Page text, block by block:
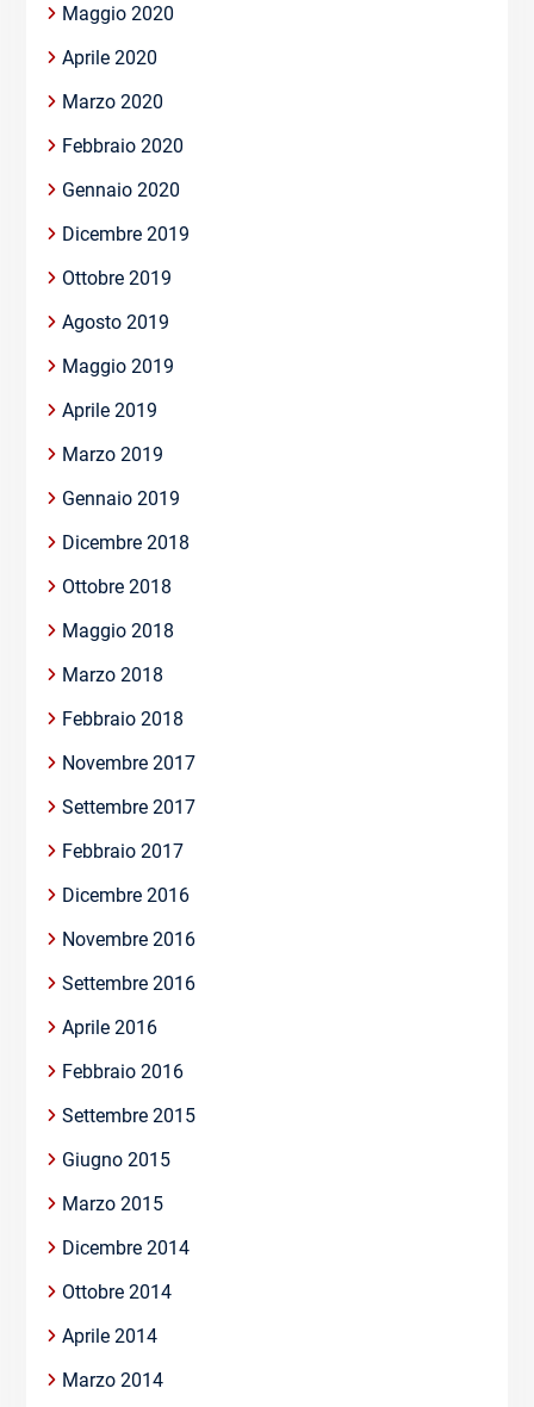
Maggio 2020
Aprile 2020
Marzo 2020
Febbraio 2020
Gennaio 2020
Dicembre 2019
Ottobre 2019
Agosto 2019
Maggio 2019
Aprile 2019
Marzo 2019
Gennaio 2019
Dicembre 2018
Ottobre 2018
Maggio 2018
Marzo 2018
Febbraio 2018
Novembre 2017
Settembre 2017
Febbraio 2017
Dicembre 2016
Novembre 2016
Settembre 2016
Aprile 2016
Febbraio 2016
Settembre 2015
Giugno 2015
Marzo 2015
Dicembre 2014
Ottobre 2014
Aprile 2014
Marzo 2014